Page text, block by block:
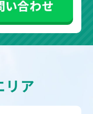
リア